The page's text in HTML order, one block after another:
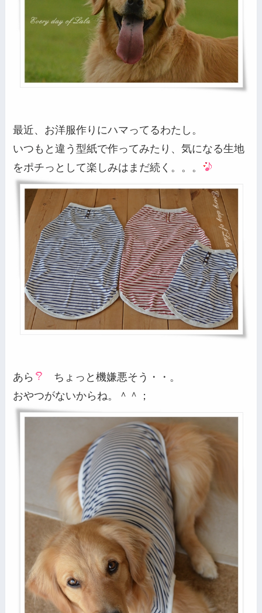
最近、お洋服作りにハマってるわたし。
いつもと違う型紙で作ってみたり、気になる生地
をポチっとして楽しみはまだ続く。。。
あら
ちょっと機嫌悪そう・・。
おやつがないからね。＾＾；